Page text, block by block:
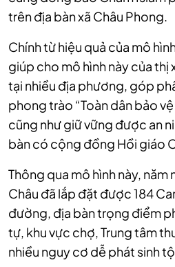
trên địa bàn xã Châu Phong.
Chính từ hiệu quả của mô
giúp cho mô hình này của thị
tại nhiều địa phương, góp
phong trào “Toàn dân bảo vệ
cũng như giữ vững được an
bàn có cộng đồng Hồi giáo
Thông qua mô hình này, năm
Châu đã lắp đặt được 184
đường, địa bàn trọng điểm
tự, khu vực chợ, Trung tâm
nhiều nguy cơ dễ phát sinh